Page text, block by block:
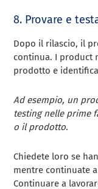
8. Provare e
Dopo il rilascio, il
continua. I product
prodotto e
Ad esempio, un
testing nelle prime
o il prodotto.
Chiedete loro se
mentre continuate
Continuare a